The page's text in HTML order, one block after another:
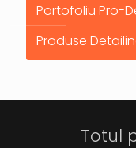
Portofoliu Pro-
Produse
Totul